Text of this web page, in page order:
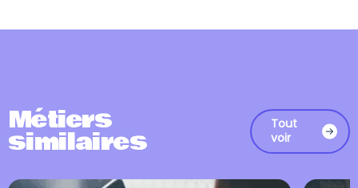
Métiers
similaires
Tout
voir